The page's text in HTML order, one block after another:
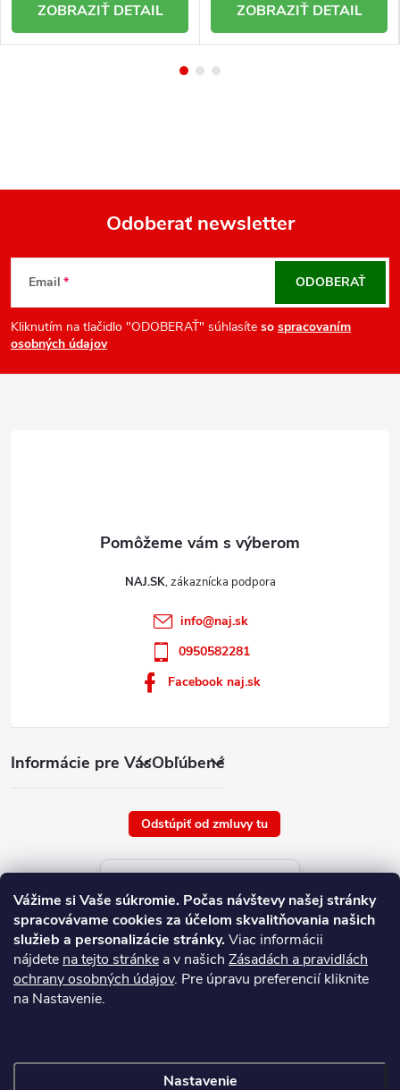
Vážime si Vaše súkromie. Počas návštevy našej stránky
spracovávame cookies za účelom skvalitňovania našich
služieb a personalizácie stránky.Viac informácii
nájdete na tejto stránke a v našich Zásadách a pravidlách
ochrany osobných údajov. Pre úpravu preferencií kliknite
na Nastavenie.
Nastavenie
DETAIL DETAIL
i
Odoberať newsletter
Email
Kliknutím na tlačidlo "ODOBERAŤ" súhlasíte so spracovaním
osobných údajov
ODOBERAŤ
Informácie pre VásObľúbené
NAJ.SK
info@naj.sk
0950582281
Facebook naj.sk
Odstúpiť od zmluvy tu
Aktuálne ceny tovaru
platné od : 9/8/2026